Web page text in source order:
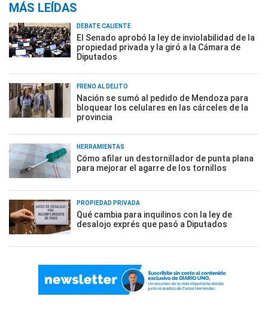
MÁS LEÍDAS
DEBATE CALIENTE
El Senado aprobó la ley de inviolabilidad de la
propiedad privada y la giró a la Cámara de
Diputados
FRENO AL DELITO
Nación se sumó al pedido de Mendoza para
bloquear los celulares en las cárceles de la
provincia
HERRAMIENTAS
Cómo afilar un destornillador de punta plana
para mejorar el agarre de los tornillos
PROPIEDAD PRIVADA
Qué cambia para inquilinos con la ley de
desalojo exprés que pasó a Diputados